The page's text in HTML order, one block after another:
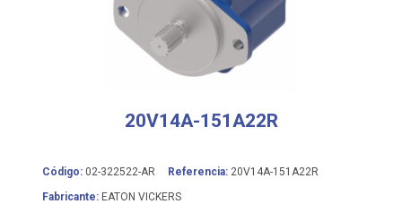
20V14A-151A22R
Código: 02-322522-AR Referencia: 20V14A-151A22R
Fabricante: EATON VICKERS